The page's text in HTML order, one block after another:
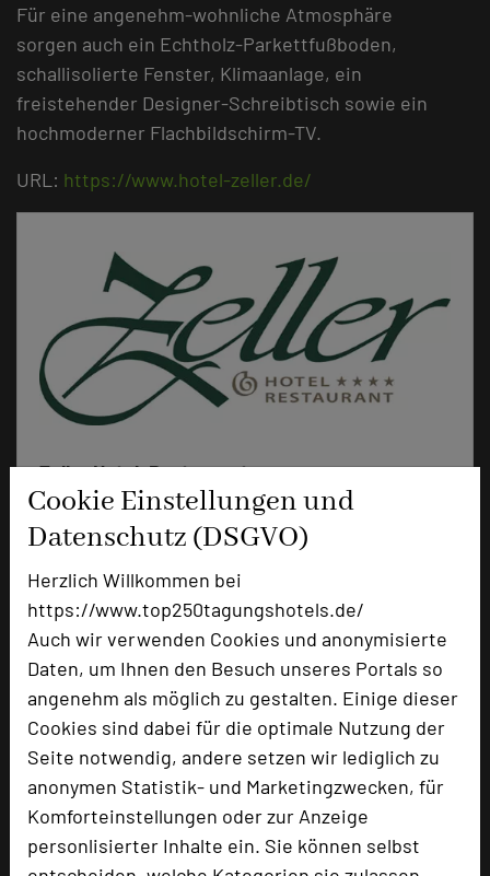
Cookie Einstellungen und
Datenschutz (DSGVO)
Herzlich Willkommen bei
https://www.top250tagungshotels.de/
Auch wir verwenden Cookies und anonymisierte
Daten, um Ihnen den Besuch unseres Portals so
angenehm als möglich zu gestalten. Einige dieser
Cookies sind dabei für die optimale Nutzung der
Seite notwendig, andere setzen wir lediglich zu
anonymen Statistik- und Marketingzwecken, für
Komforteinstellungen oder zur Anzeige
personlisierter Inhalte ein. Sie können selbst
Für eine angenehm-wohnliche Atmosphäre
sorgen auch ein Echtholz-Parkettfußboden,
schallisolierte Fenster, Klimaanlage, ein
freistehender Designer-Schreibtisch sowie ein
hochmoderner Flachbildschirm-TV.
URL: https://www.hotel-zeller.de/
Zeller Hotel+Restaurant
Aschaffenburger Straße 2
63796 Kahl am Main
phone +49 6188 9180
mail Email
language Homepage
zur Tagungsanfrage hinzufügen add_circle